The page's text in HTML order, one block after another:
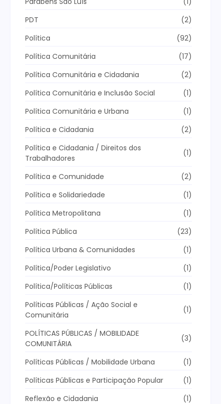
PDT
(2)
Política
(92)
Política Comunitária
(17)
Política Comunitária e Cidadania
(2)
Política Comunitária e Inclusão Social
(1)
Política Comunitária e Urbana
(1)
Política e Cidadania
(2)
Política e Cidadania / Direitos dos
Trabalhadores
(1)
Política e Comunidade
(2)
Política e Solidariedade
(1)
Política Metropolitana
(1)
Política Pública
(23)
Política Urbana & Comunidades
(1)
Política/Poder Legislativo
(1)
Política/Políticas Públicas
(1)
Políticas Públicas / Ação Social e
Comunitária
(1)
POLÍTICAS PÚBLICAS / MOBILIDADE
COMUNITÁRIA
(3)
Políticas Públicas / Mobilidade Urbana
(1)
Políticas Públicas e Participação Popular
(1)
Reflexão e Cidadania
(1)